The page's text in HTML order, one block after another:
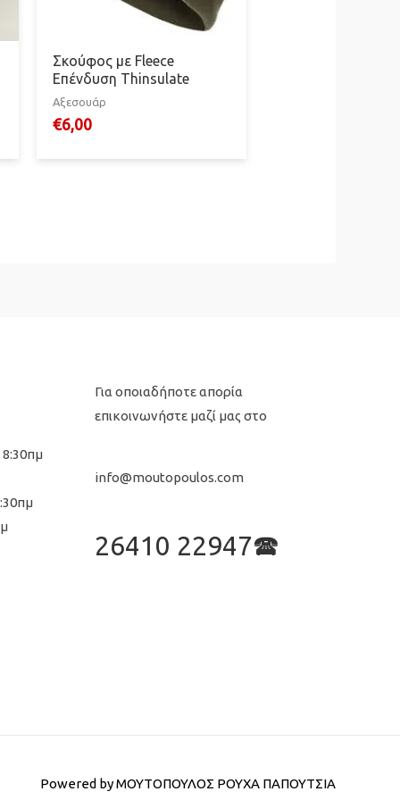
Σκούφος με Fleece
Επένδυση Thinsulate
Αξεσουάρ
€6,00
Για οποιαδήποτε απορία
επικοινωνήστε μαζί μας στο
info@moutopoulos.com
26410 22947🕿
Powered byΜΟΥΤΟΠΟΥΛΟΣ ΡΟΥΧΑ ΠΑΠΟΥΤΣΙΑ